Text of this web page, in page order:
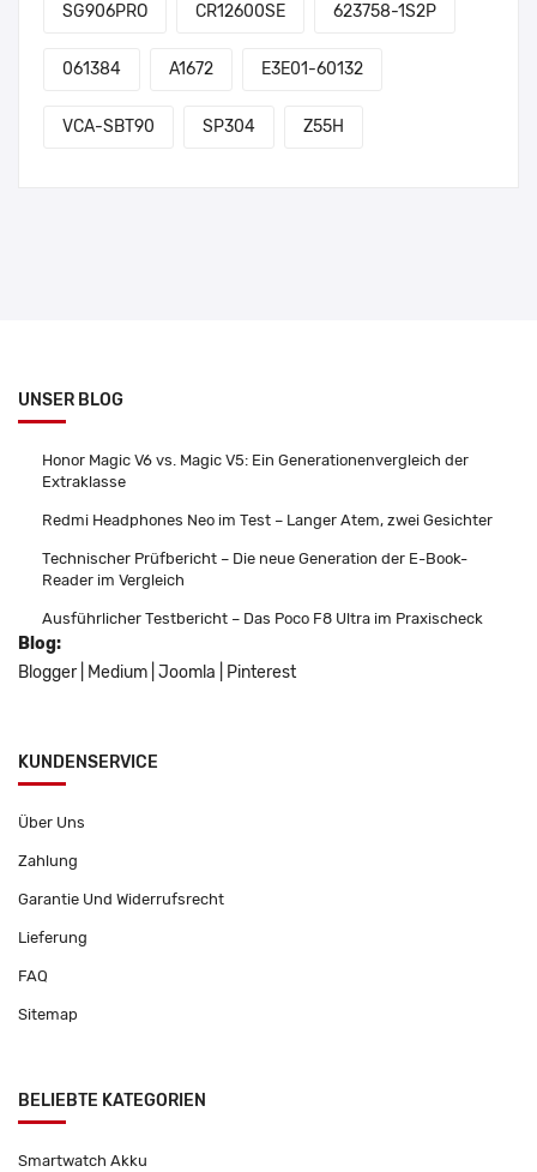
SG906PRO CR12600SE 623758-1S2P
061384 A1672 E3E01-60132
VCA-SBT90 SP304 Z55H
UNSER BLOG
Honor Magic V6 vs. Magic V5: Ein Generationenvergleich der
Extraklasse
Redmi Headphones Neo im Test – Langer Atem, zwei Gesichter
Technischer Prüfbericht – Die neue Generation der E-Book-
Reader im Vergleich
Ausführlicher Testbericht – Das Poco F8 Ultra im Praxischeck
Blog:
Blogger
Medium Joomla Pinterest
KUNDENSERVICE
Über Uns
Zahlung
Garantie Und Widerrufsrecht
Lieferung
FAQ
Sitemap
BELIEBTE KATEGORIEN
Smartwatch Akku